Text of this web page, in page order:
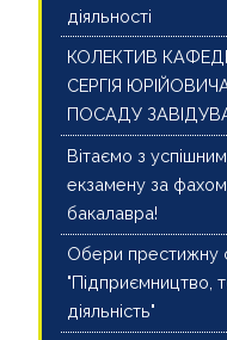
діяльності
КОЛЕКТИВ
СЕРГІЯ
ПОСАДУ
Вітаємо з
екзамену за фахом
бакалавра!
Обери престижну
"Підприємництво,
діяльність"